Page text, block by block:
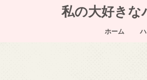
私の大好きな
ホーム